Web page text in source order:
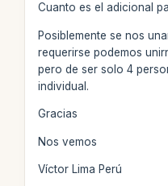
Cuanto es el adicional
Posiblemente se nos
requerirse podemos
pero de ser solo 4
individual.
Gracias
Nos vemos
Víctor Lima Perú